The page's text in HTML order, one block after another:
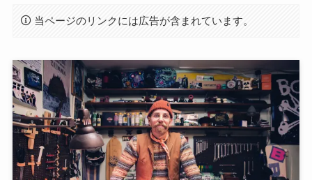
当ページのリンクには広告が含まれています。